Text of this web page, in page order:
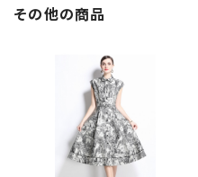
その他の商品